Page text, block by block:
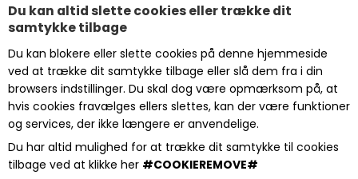
Du kan altid slette cookies eller trække dit
samtykke tilbage
Du kan blokere eller slette cookies på denne hjemmeside
ved at trække dit samtykke tilbage eller slå dem fra i din
browsers indstillinger. Du skal dog være opmærksom på, at
hvis cookies fravælges ellers slettes, kan der være funktioner
og services, der ikke længere er anvendelige.
Du har altid mulighed for at trække dit samtykke til cookies
tilbage ved at klikke her #COOKIEREMOVE#